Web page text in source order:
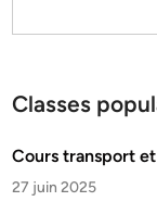
Classes
Cours transport
27 juin 2025